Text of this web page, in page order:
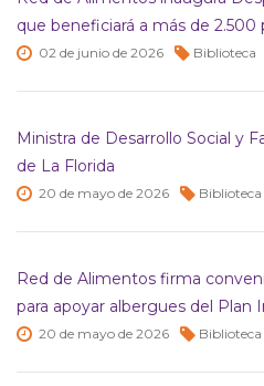
que beneficiará a más de 2.500
02 de junio de 2026 Biblioteca
Ministra de Desarrollo Social y
de La Florida
20 de mayo de 2026 Biblioteca
Red de Alimentos firma
para apoyar albergues del Plan
20 de mayo de 2026 Biblioteca